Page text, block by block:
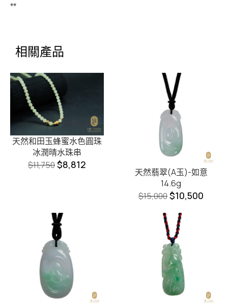
**
相關產品
天然和田玉蜂蜜水色圓珠
冰潤晴水珠串
$11,750$8,812
天然翡翠(A玉)-如意
14.6g
$15,000$10,500